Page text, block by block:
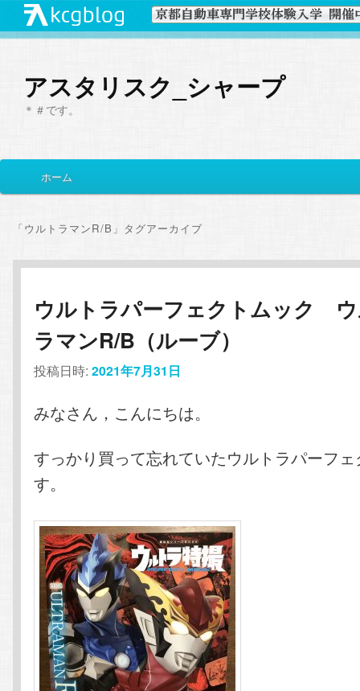
アスタリスク_シャープ
＊＃です。
イ
メ
ン
ン
テ
ン
ツ
へ
移
動
サ
コ
テ
ン
ツ
へ
移
動
ホーム
「ウルトラマンR/B 」タグアーカイブ
ウルトラパーフェクトムック
ラマンR/B（ルーブ）
投稿日時:2021年7月31日
みなさん，こんにちは。
すっかり買って忘れていたウルトラパーフ
す。